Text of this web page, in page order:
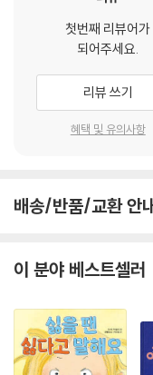
먼 옛날, 아이들만 남겨두
래된 드림캐처가 바로 이
음을 담은 드림캐처를 보
각을 하며 잠이 든다면 나
나만의 판타지가 담긴 드림
행복한 경험, 신나는 상상
책에 실린 꿈 사냥꾼 만드
대해 생각해 보는 것도 좋
나쁜 꿈은 어디서 오는지
첫번째 리뷰어가
되어주세요.
리뷰 쓰기
혜택 및 유의사항
배송/반품/교환 안
이 분야 베스트셀러